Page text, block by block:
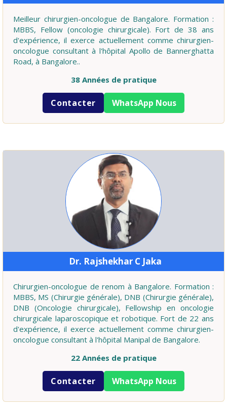
Meilleur chirurgien-oncologue de Bangalore. Formation :
MBBS, Fellow (oncologie chirurgicale). Fort de 38 ans
d'expérience, il exerce actuellement comme chirurgien-
oncologue consultant à l'hôpital Apollo de Bannerghatta
Road, à Bangalore..
38 Années de pratique
Contacter WhatsApp Nous
Dr. Rajshekhar C Jaka
Chirurgien-oncologue de renom à Bangalore. Formation :
MBBS, MS (Chirurgie générale), DNB (Chirurgie générale),
DNB (Oncologie chirurgicale), Fellowship en oncologie
chirurgicale laparoscopique et robotique. Fort de 22 ans
d'expérience, il exerce actuellement comme chirurgien-
oncologue consultant à l'hôpital Manipal de Bangalore.
22 Années de pratique
Contacter WhatsApp Nous